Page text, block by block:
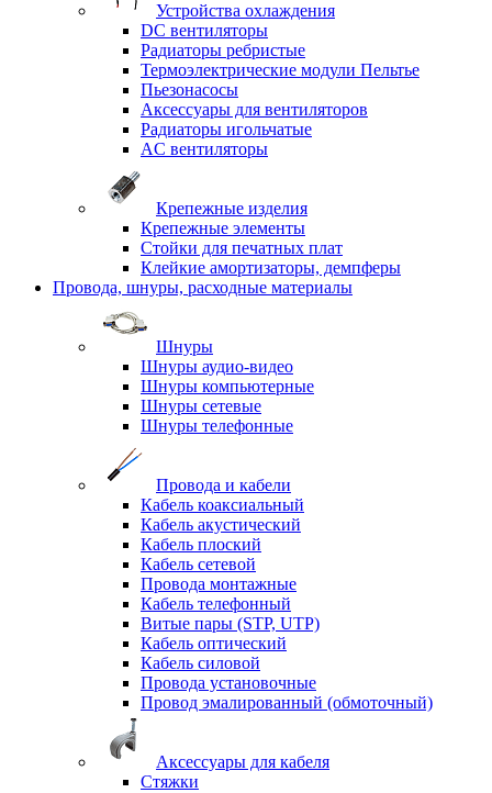
Устройства охлаждения
DC вентиляторы
Радиаторы ребристые
Термоэлектрические модули Пельтье
Пьезонасосы
Аксессуары для вентиляторов
Радиаторы игольчатые
AC вентиляторы
Крепежные изделия
Крепежные элементы
Стойки для печатных плат
Клейкие амортизаторы, демпферы
Провода, шнуры, расходные материалы
Шнуры
Шнуры аудио-видео
Шнуры компьютерные
Шнуры сетевые
Шнуры телефонные
Провода и кабели
Кабель коаксиальный
Кабель акустический
Кабель плоский
Кабель сетевой
Провода монтажные
Кабель телефонный
Витые пары (STP, UTP)
Кабель оптический
Кабель силовой
Провода установочные
Провод эмалированный (обмоточный)
Аксессуары для кабеля
Стяжки